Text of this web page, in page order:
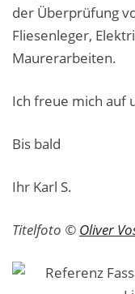
der Überprüfung
Fliesenleger,
Maurerarbeiten.
Ich freue mich auf
Bis bald
Ihr Karl S.
Titelfoto © Oliver